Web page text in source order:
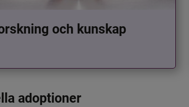
och kunskap
adoptioner